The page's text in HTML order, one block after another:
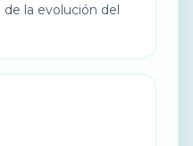
la evolución del